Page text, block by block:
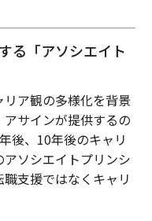
る「アソシエイト
ア観の多様化を背景
サインが提供するの
後、10年後のキャリ
ソシエイトプリンシ
支援ではなくキャリ